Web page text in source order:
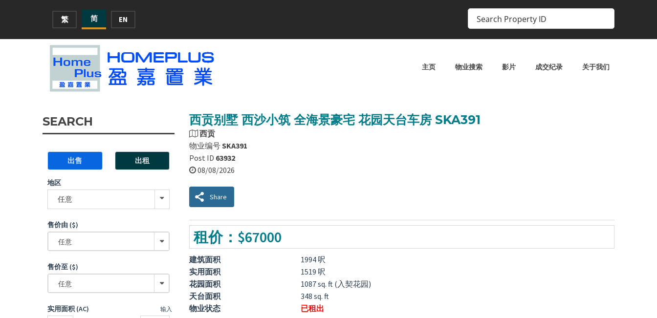
繁 简 EN
主页 物业搜索 影片 成交纪录 关于我们
西贡别墅 西沙小筑 全海景豪宅 花园天台车房 SKA391
西贡
物业编号SKA391
Post ID 63932
08/08/2026
Share
租价：$67000
建筑面积
1994 呎
实用面积
1519 呎
花园面积
1087 sq. ft (入契花园)
天台面积
348 sq. ft
物业状态
已租出
SEARCH
出售 出租
地区
任意
售价由 ($)
任意
售价至 ($)
任意
实用面积 (AC) 输入